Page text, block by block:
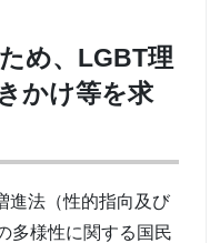
め、LGBT理
かけ等を求
進法（性的指向及び
多様性に関する国民